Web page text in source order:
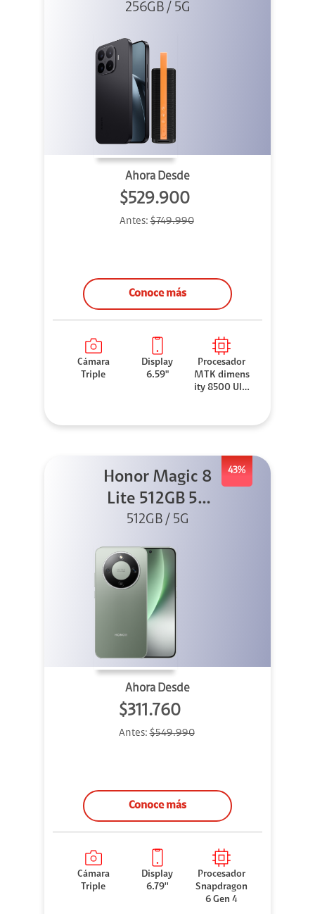
+ Sound
256GB / 5G
Ahora Desde
$529.900
Antes:$749.990
Conoce más
Cámara
Triple
Display
6.59"
Procesador
MTK dimens
ity 8500 Ultr
43%
Honor Magic 8
Lite 512GB 5G
Verde
512GB / 5G
Ahora Desde
$311.760
Antes:$549.990
Conoce más
Cámara
Triple
Display
6.79''
Procesador
Snapdragon
6 Gen 4